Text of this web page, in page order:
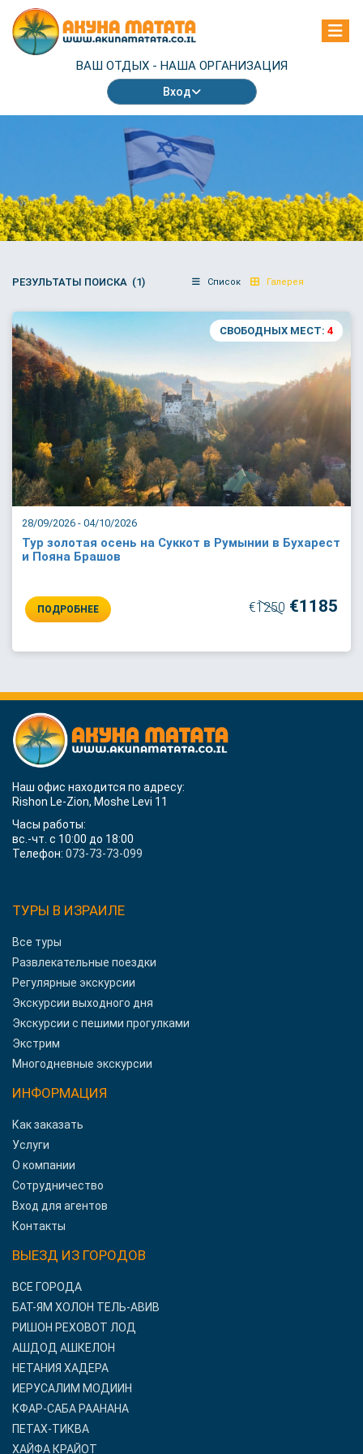
ВАШ ОТДЫХ - НАША ОРГАНИЗАЦИЯ
Вход
РЕЗУЛЬТАТЫ ПОИСКА (1) Список Галерея
28/09/2026 - 04/10/2026
СВОБОДНЫХ МЕСТ: 4
Тур золотая осень на Суккот в Румынии в Бухарест
и Пояна Брашов
ПОДРОБНЕЕ €1250 €1185
Наш офис находится по адресу:
Rishon Le-Zion, Moshe Levi 11
Часы работы:
вс.-чт. с 10:00 до 18:00
Телефон: 073-73-73-099
ТУРЫ В ИЗРАИЛЕ
Все туры
Развлекательные поездки
Регулярные экскурсии
Экскурсии выходного дня
Экскурсии с пешими прогулками
Экстрим
Многодневные экскурсии
ИНФОРМАЦИЯ
Как заказать
Услуги
О компании
Сотрудничество
Вход для агентов
Контакты
ВЫЕЗД ИЗ ГОРОДОВ
ВСЕ ГОРОДА
БАТ-ЯМ ХОЛОН ТЕЛЬ-АВИВ
РИШОН РЕХОВОТ ЛОД
АШДОД АШКЕЛОН
НЕТАНИЯ ХАДЕРА
ИЕРУСАЛИМ МОДИИН
КФАР-САБА РААНАНА
ПЕТАХ-ТИКВА
ХАЙФА КРАЙОТ